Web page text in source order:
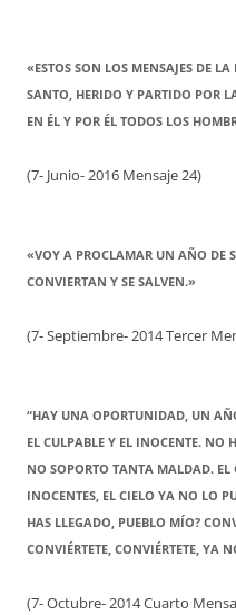
«ESTOS SON LOS MENSAJES DE
SANTO, HERIDO Y PARTIDO POR
EN ÉL Y POR ÉL TODOS LOS
(7- Junio- 2016 Mensaje 24)
«VOY A PROCLAMAR UN AÑO DE
CONVIERTAN Y SE SALVEN.»
(7- Septiembre- 2014 Tercer
“HAY UNA OPORTUNIDAD, UN
EL CULPABLE Y EL INOCENTE. NO
NO SOPORTO TANTA MALDAD. EL
INOCENTES, EL CIELO YA NO LO
HAS LLEGADO, PUEBLO MÍO?
CONVIÉRTETE, CONVIÉRTETE, YA
(7- Octubre- 2014 Cuarto